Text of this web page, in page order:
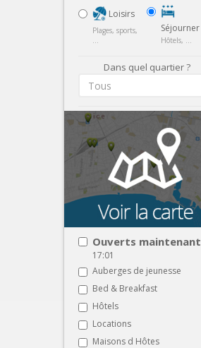
Loisirs
Plages, sports,
...
Séjourner
Hôtels, ...
Dans quel quartier ?
Tous
Ouverts maintenant
17:01
Auberges de jeunesse
Bed & Breakfast
Hôtels
Locations
Maisons d Hôtes